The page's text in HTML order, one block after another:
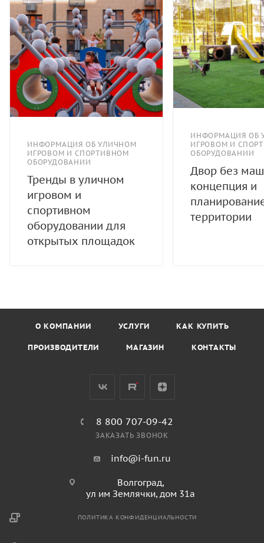
ИНФОРМАЦИЯ ОБ УЛИЧНОМ
ИГРОВОМ И СПОРТИВНОМ
ОБОРУДОВАНИИ
Тренды в уличном
игровом и
спортивном
оборудовании для
открытых площадок
ИНФОРМАЦИЯ ОБ
ИГРОВОМ И
ОБОРУДОВАНИИ
Двор без
концепция и
территории
О КОМПАНИИ УСЛУГИ КАК КУПИТЬ
ПРОИЗВОДИТЕЛИ МАГАЗИН КОНТАКТЫ
8 800 707-09-42
ЗАКАЗАТЬ ЗВОНОК
info@i-fun.ru
Волгоград,
ул им Землячки, дом 31а
ПОЛИТИКА КОНФИДЕНЦИАЛЬНОСТИ